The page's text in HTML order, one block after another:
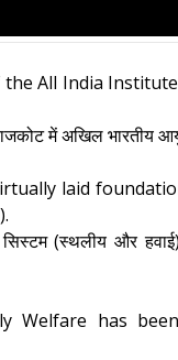
All India Institute
में अखिल भारतीय
laid
(स्थलीय और
Welfare has